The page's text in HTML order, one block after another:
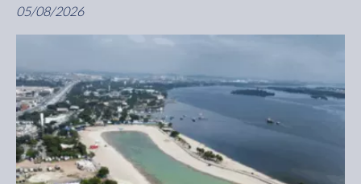
05/08/2026